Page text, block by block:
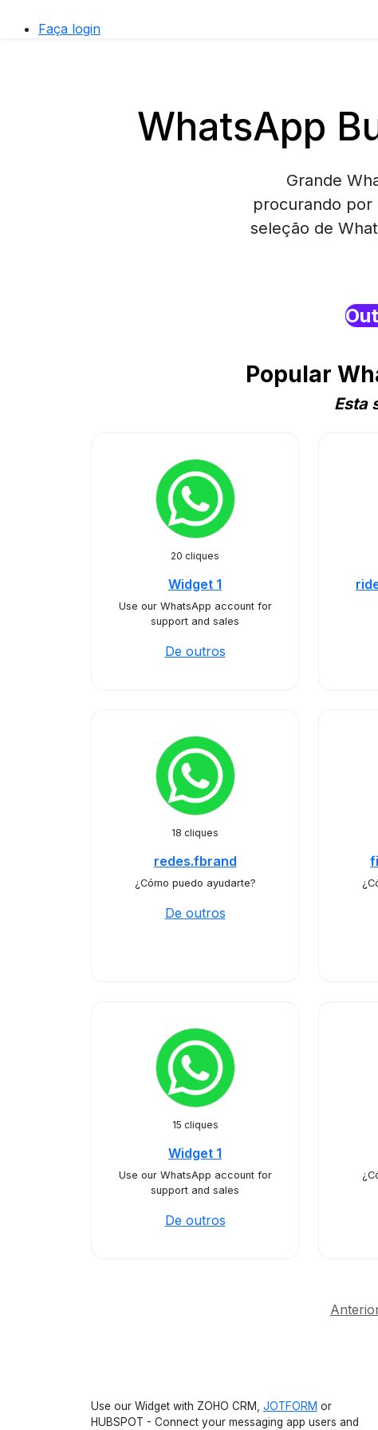
Faça login
WhatsApp
Grande
procurando por
seleção de
Popular
Esta
20 cliques
Widget 1
Use our WhatsApp account for
support and sales
De outros
18 cliques
redes.fbrand
¿Cómo puedo ayudarte?
De outros
15 cliques
Widget 1
Use our WhatsApp account for
support and sales
De outros
Use our Widget with ZOHO CRM, JOTFORM or
HUBSPOT - Connect your messaging app users and